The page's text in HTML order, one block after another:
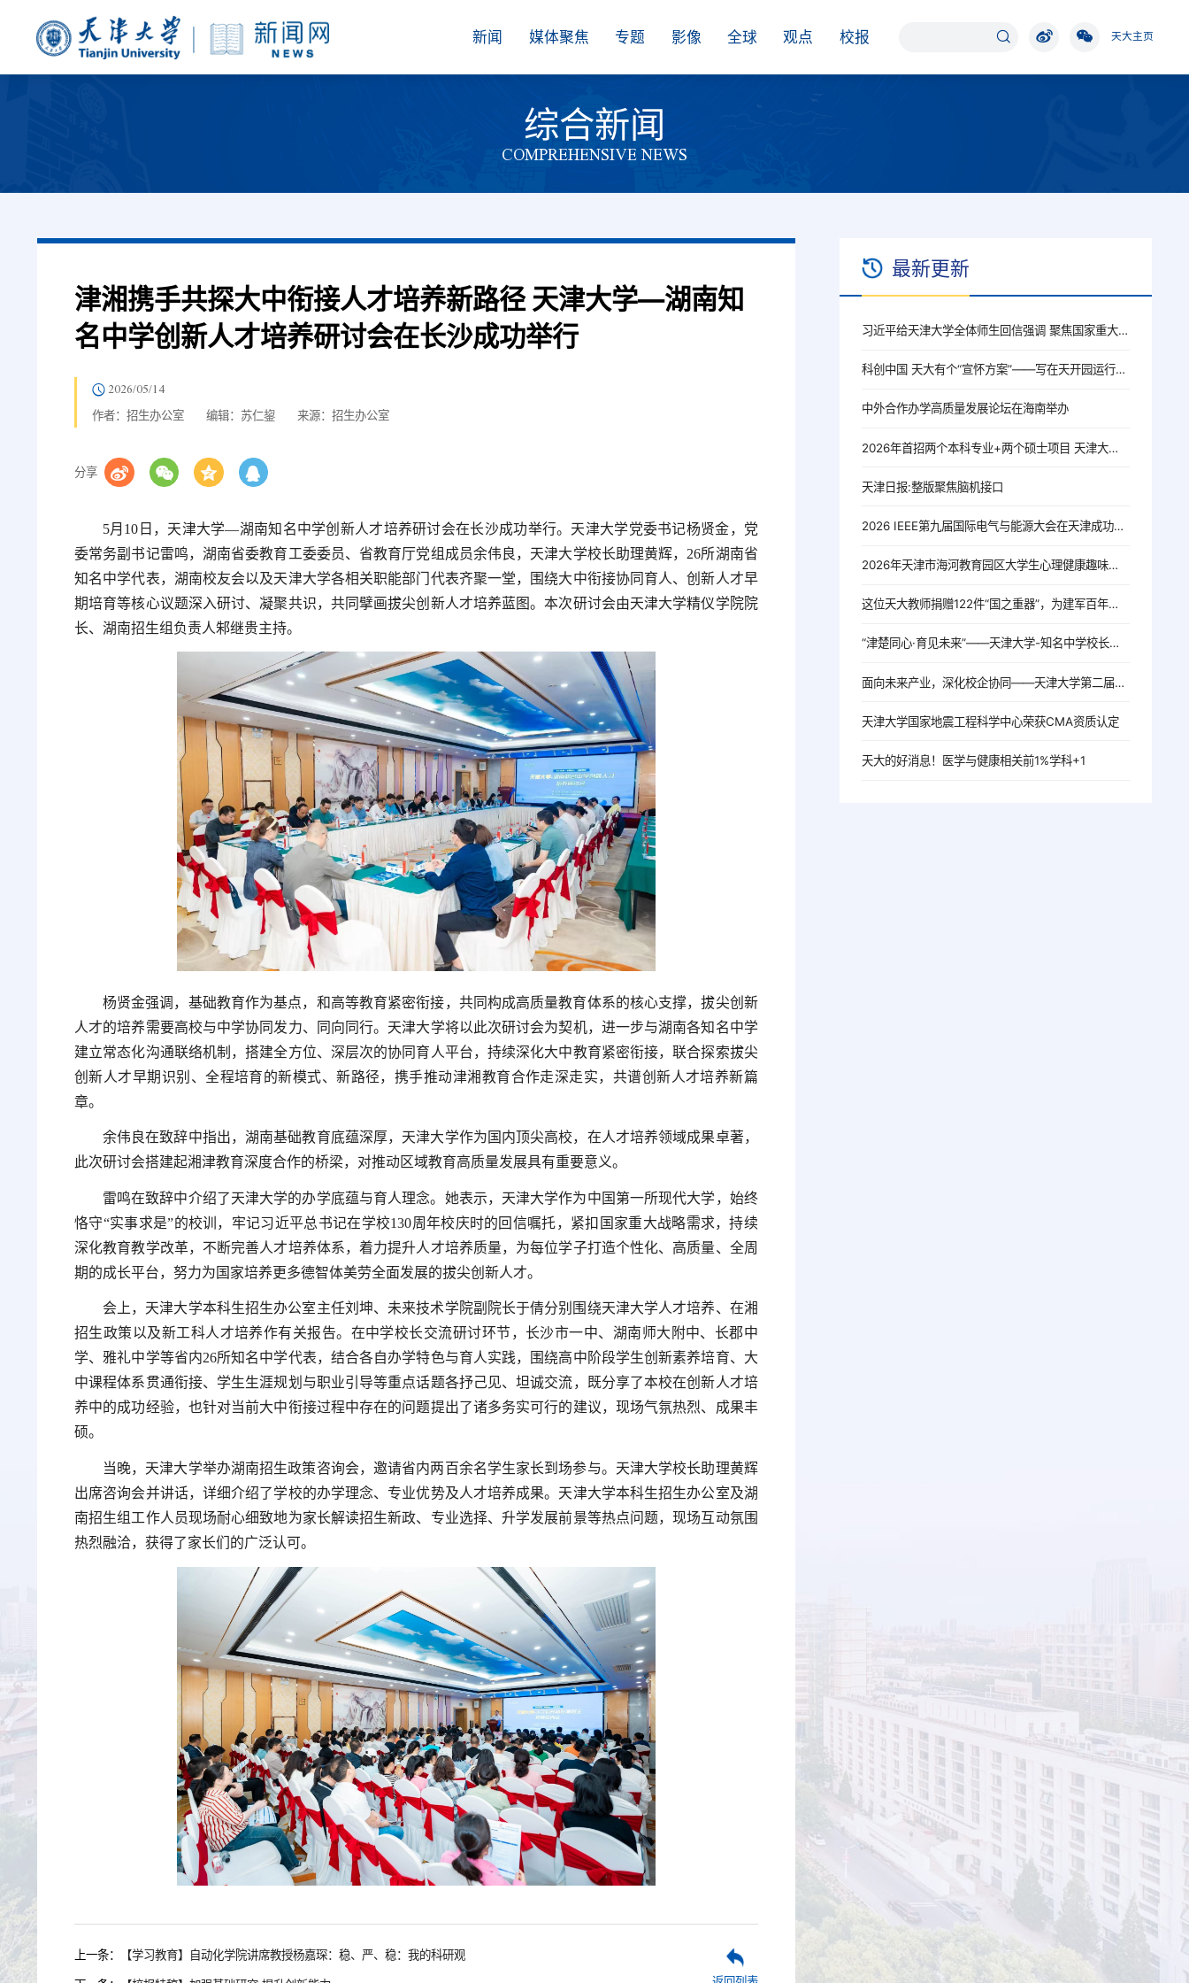
新闻 媒体聚焦 专题 影像 全球 观点 校报 天大主页
综合新闻
COMPREHENSIVE NEWS
津湘携手共探大中衔接人才培养新路径 天津大学—湖南知
名中学创新人才培养研讨会在长沙成功举行
2026/05/14
作者：招生办公室 编辑：苏仁鋆 来源：招生办公室
分享
5月10日，天津大学—湖南知名中学创新人才培养研讨会在长沙成功举行。天津大学党委书记杨贤金，党
委常务副书记雷鸣，湖南省委教育工委委员、省教育厅党组成员余伟良，天津大学校长助理黄辉，26所湖南省
知名中学代表，湖南校友会以及天津大学各相关职能部门代表齐聚一堂，围绕大中衔接协同育人、创新人才早
期培育等核心议题深入研讨、凝聚共识，共同擘画拔尖创新人才培养蓝图。本次研讨会由天津大学精仪学院院
长、湖南招生组负责人邾继贵主持。
杨贤金强调，基础教育作为基点，和高等教育紧密衔接，共同构成高质量教育体系的核心支撑，拔尖创新
人才的培养需要高校与中学协同发力、同向同行。天津大学将以此次研讨会为契机，进一步与湖南各知名中学
建立常态化沟通联络机制，搭建全方位、深层次的协同育人平台，持续深化大中教育紧密衔接，联合探索拔尖
创新人才早期识别、全程培育的新模式、新路径，携手推动津湘教育合作走深走实，共谱创新人才培养新篇
章。
余伟良在致辞中指出，湖南基础教育底蕴深厚，天津大学作为国内顶尖高校，在人才培养领域成果卓著，
此次研讨会搭建起湘津教育深度合作的桥梁，对推动区域教育高质量发展具有重要意义。
雷鸣在致辞中介绍了天津大学的办学底蕴与育人理念。她表示，天津大学作为中国第一所现代大学，始终
恪守“实事求是”的校训，牢记习近平总书记在学校130周年校庆时的回信嘱托，紧扣国家重大战略需求，持续
深化教育教学改革，不断完善人才培养体系，着力提升人才培养质量，为每位学子打造个性化、高质量、全周
期的成长平台，努力为国家培养更多德智体美劳全面发展的拔尖创新人才。
会上，天津大学本科生招生办公室主任刘坤、未来技术学院副院长于倩分别围绕天津大学人才培养、在湘
招生政策以及新工科人才培养作有关报告。在中学校长交流研讨环节，长沙市一中、湖南师大附中、长郡中
学、雅礼中学等省内26所知名中学代表，结合各自办学特色与育人实践，围绕高中阶段学生创新素养培育、大
中课程体系贯通衔接、学生生涯规划与职业引导等重点话题各抒己见、坦诚交流，既分享了本校在创新人才培
养中的成功经验，也针对当前大中衔接过程中存在的问题提出了诸多务实可行的建议，现场气氛热烈、成果丰
硕。
当晚，天津大学举办湖南招生政策咨询会，邀请省内两百余名学生家长到场参与。天津大学校长助理黄辉
出席咨询会并讲话，详细介绍了学校的办学理念、专业优势及人才培养成果。天津大学本科生招生办公室及湖
南招生组工作人员现场耐心细致地为家长解读招生新政、专业选择、升学发展前景等热点问题，现场互动氛围
热烈融洽，获得了家长们的广泛认可。
上一条： 【学习教育】自动化学院讲席教授杨嘉琛：稳、严、稳：我的科研观
最新更新
习近平给天津大学全体师生回信强调 聚焦国家重大战略需求提高人才培养质量 更好服务经济社会发展
科创中国 天大有个“宣怀方案”——写在天开园运行三周年
中外合作办学高质量发展论坛在海南举办
2026年首招两个本科专业+两个硕士项目 天津大学海南国际校区亮相
天津日报:整版聚焦脑机接口
2026 IEEE第九届国际电气与能源大会在天津成功召开
2026年天津市海河教育园区大学生心理健康趣味运动会暨天津大学第九届学生心理素质拓展运动会圆满举办
这位天大教师捐赠122件“国之重器”，为建军百年献礼
“津楚同心·育见未来”——天津大学-知名中学校长论坛系列交流活动在武汉举行
面向未来产业，深化校企协同——天津大学第二届具身智能科技与产业发展大会在杭举行
天津大学国家地震工程科学中心荣获CMA资质认定
天大的好消息！医学与健康相关前1%学科+1